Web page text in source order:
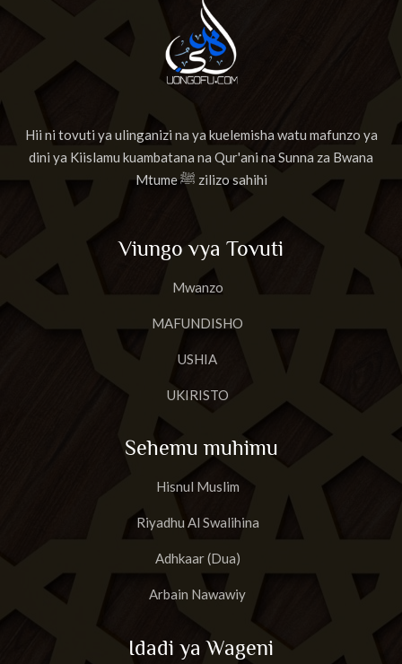
Hii ni tovuti ya ulinganizi na ya kuelemisha watu mafunzo ya
dini ya Kiislamu kuambatana na Qur'ani na Sunna za Bwana
Mtume ﷺ zilizo sahihi
Viungo vya Tovuti
Mwanzo
MAFUNDISHO
USHIA
UKIRISTO
Sehemu muhimu
Hisnul Muslim
Riyadhu Al Swalihina
Adhkaar (Dua)
Arbain Nawawiy
Idadi ya Wageni